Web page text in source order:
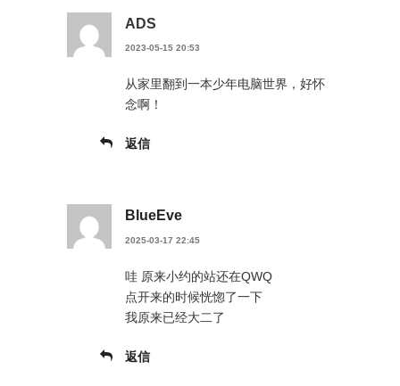
ADS
2023-05-15 20:53
从家里翻到一本少年电脑世界，好怀
念啊！
返信
BlueEve
2025-03-17 22:45
哇 原来小约的站还在QWQ
点开来的时候恍惚了一下
我原来已经大二了
返信